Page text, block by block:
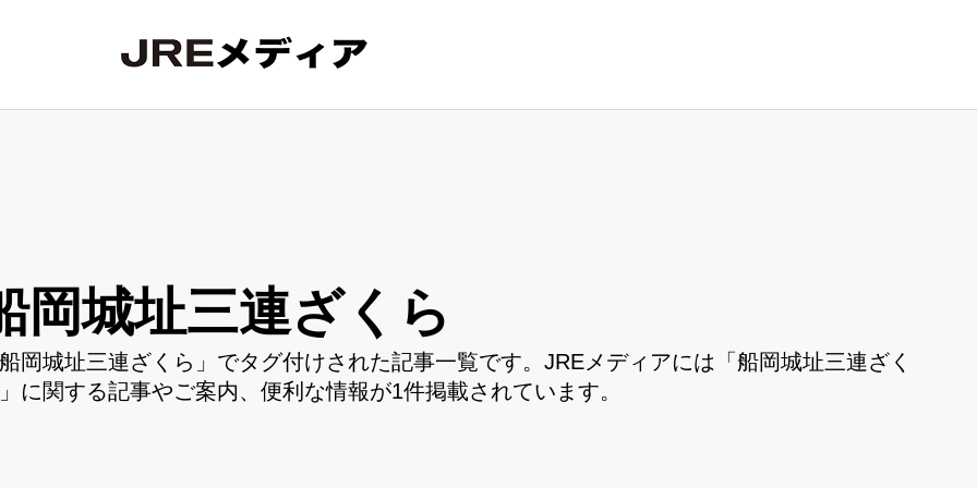
岡城址三連ざくら
岡城址三連ざくら」でタグ付けされた記事一覧です。JREメディアには「船岡城址三連ざく
に関する記事やご案内、便利な情報が1件掲載されています。